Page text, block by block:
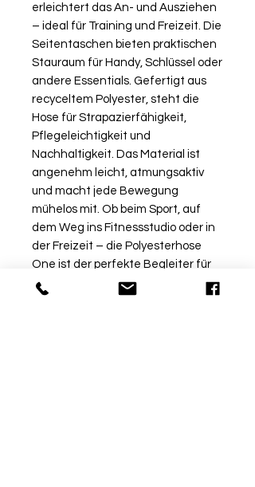
erleichtert das An- und Ausziehen
– ideal für Training und Freizeit. Die
Seitentaschen bieten praktischen
Stauraum für Handy, Schlüssel oder
andere Essentials. Gefertigt aus
recyceltem Polyester, steht die
Hose für Strapazierfähigkeit,
Pflegeleichtigkeit und
Nachhaltigkeit. Das Material ist
angenehm leicht, atmungsaktiv
und macht jede Bewegung
mühelos mit. Ob beim Sport, auf
dem Weg ins Fitnessstudio oder in
der Freizeit – die Polyesterhose
One ist der perfekte Begleiter für
aktive Tage. Jetzt entdecken und